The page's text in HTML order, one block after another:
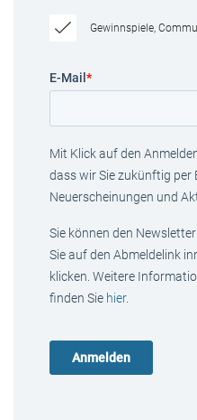
Gewinnspiele,
E-Mail *
Mit Klick auf den
dass wir Sie zukünftig per
Neuerscheinungen und
Sie können den
Sie auf den Abmeldelink
klicken. Weitere
finden Sie hier.